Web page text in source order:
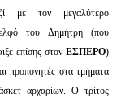
με τον μεγαλύτερο
του Δημήτρη (που
επίσης στον ΕΣΠΕΡΟ)
προπονητές στα τμήματα
αρχαρίων. Ο τρίτος